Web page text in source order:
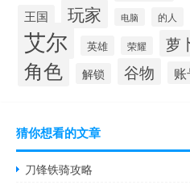
王国 玩家 电脑 的人
艾尔 英雄 荣耀 萝
角色 解锁 谷物
猜你想看的文章
刀锋铁骑攻略